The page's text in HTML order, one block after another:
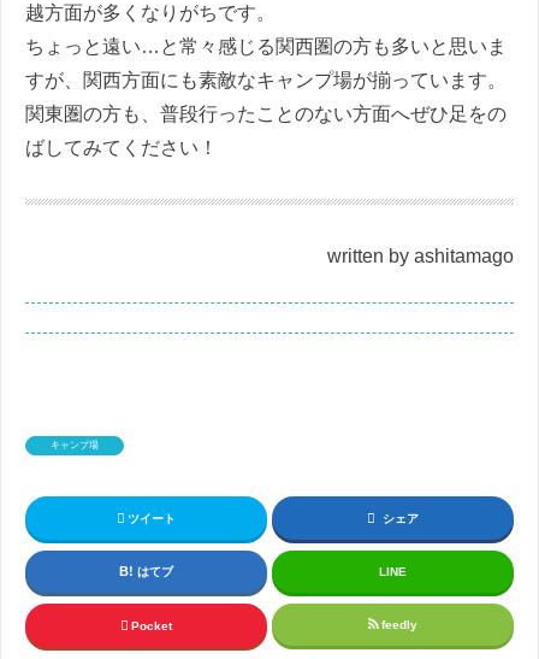
越方面が多くなりがちです。
ちょっと遠い…と常々感じる関西圏の方も多いと思いま
すが、関西方面にも素敵なキャンプ場が揃っています。
関東圏の方も、普段行ったことのない方面へぜひ足をの
ばしてみてください！
written by ashitamago
キャンプ場
ツイート シェア
はてブ LINE
Pocket feedly